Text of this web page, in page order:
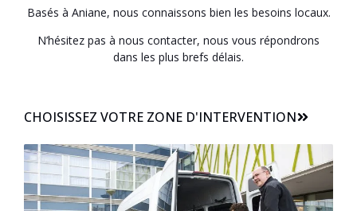
Basés à Aniane, nous connaissons bien les besoins locaux.
N’hésitez pas à nous contacter, nous vous répondrons
dans les plus brefs délais.
CHOISISSEZ VOTRE ZONE D'INTERVENTION